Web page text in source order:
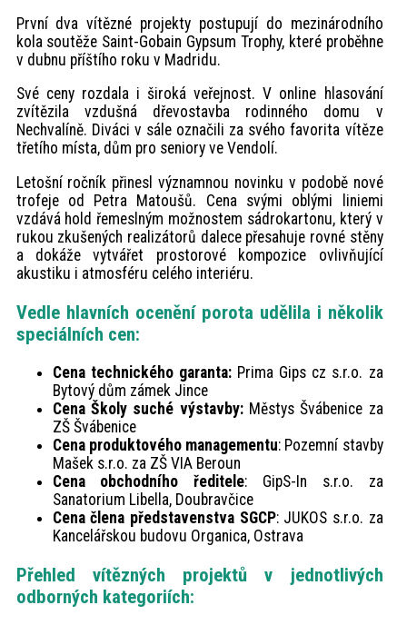
První dva vítězné projekty postupují do mezinárodního
kola soutěže Saint-Gobain Gypsum Trophy, které proběhne
v dubnu příštího roku v Madridu.
Své ceny rozdala i široká veřejnost. V online hlasování
zvítězila vzdušná dřevostavba rodinného domu v
Nechvalíně. Diváci v sále označili za svého favorita vítěze
třetího místa, dům pro seniory ve Vendolí.
Letošní ročník přinesl významnou novinku v podobě nové
trofeje od Petra Matoušů. Cena svými oblými liniemi
vzdává hold řemeslným možnostem sádrokartonu, který v
rukou zkušených realizátorů dalece přesahuje rovné stěny
a dokáže vytvářet prostorové kompozice ovlivňující
akustiku i atmosféru celého interiéru.
Vedle hlavních ocenění porota udělila i několik
speciálních cen:
Cena technického garanta:Prima Gips cz s.r.o. za
Bytový dům zámek Jince
Cena Školy suché výstavby:Městys Švábenice za
ZŠ Švábenice
Cena produktového managementu: Pozemní stavby
Mašek s.r.o. za ZŠ VIA Beroun
Cena obchodního ředitele: GipS-In s.r.o. za
Sanatorium Libella, Doubravčice
Cena člena představenstva SGCP: JUKOS s.r.o. za
Kancelářskou budovu Organica, Ostrava
Přehled vítězných projektů v jednotlivých
odborných kategoriích: